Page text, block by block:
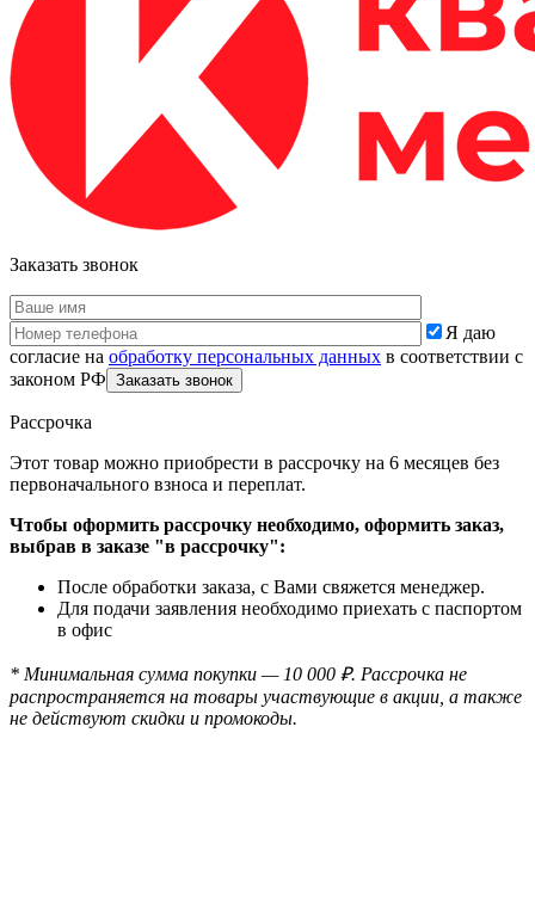
Заказать звонок
Я даю
согласие на обработку персональных данных в соответствии с
законом РФ
Рассрочка
Этот товар можно приобрести в рассрочку на 6 месяцев без
первоначального взноса и переплат.
Чтобы оформить рассрочку необходимо, оформить заказ,
выбрав в заказе "в рассрочку":
После обработки заказа, с Вами свяжется менеджер.
Для подачи заявления необходимо приехать с паспортом
в офис
* Минимальная сумма покупки — 10 000 ₽. Рассрочка не
распространяется на товары участвующие в акции, а также
не действуют скидки и промокоды.